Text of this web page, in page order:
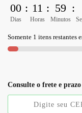
00
Dias
: 11
Horas
: 59
Minutos
:
Somente 1 itens restantes
Consulte o frete e